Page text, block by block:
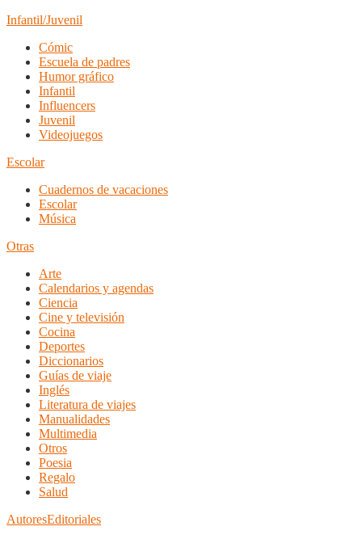
Infantil/Juvenil
Cómic
Escuela de padres
Humor gráfico
Infantil
Influencers
Juvenil
Videojuegos
Escolar
Cuadernos de vacaciones
Escolar
Música
Otras
Arte
Calendarios y agendas
Ciencia
Cine y televisión
Cocina
Deportes
Diccionarios
Guías de viaje
Inglés
Literatura de viajes
Manualidades
Multimedia
Otros
Poesia
Regalo
Salud
AutoresEditoriales